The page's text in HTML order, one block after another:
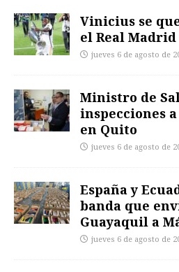
Vinicius se
el Real Madrid
jueves 6 de agosto de
Ministro de
inspecciones
en Quito
jueves 6 de agosto de
España y
banda que
Guayaquil a
jueves 6 de agosto de